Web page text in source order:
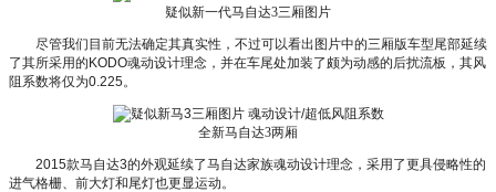
疑似新一代马自达3三厢图片
尽管我们目前无法确定其真实性，不过可以看出图片中的三厢版车型尾部延续
了其所采用的KODO魂动设计理念，并在车尾处加装了颇为动感的后扰流板，其风
阻系数将仅为0.225。
全新马自达3两厢
2015款马自达3的外观延续了马自达家族魂动设计理念，采用了更具侵略性的
进气格栅、前大灯和尾灯也更显运动。